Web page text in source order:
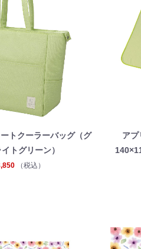
トクーラーバッグ（グ
トグリーン）
（税込）
ア